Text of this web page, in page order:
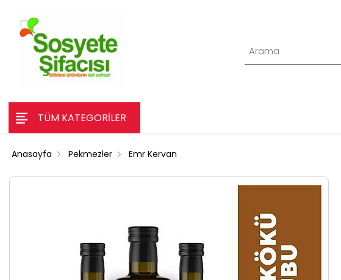
TÜM KATEGORİLER
Anasayfa Pekmezler Emr Kervan